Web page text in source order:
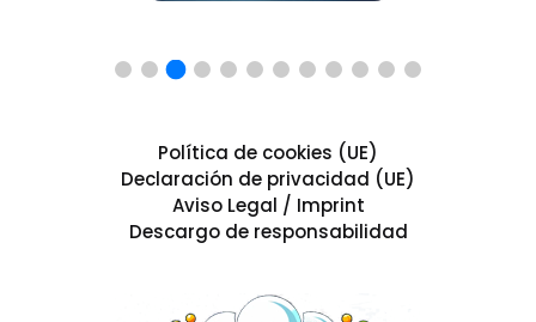
Política de cookies (UE)
Declaración de privacidad (UE)
Aviso Legal / Imprint
Descargo de responsabilidad